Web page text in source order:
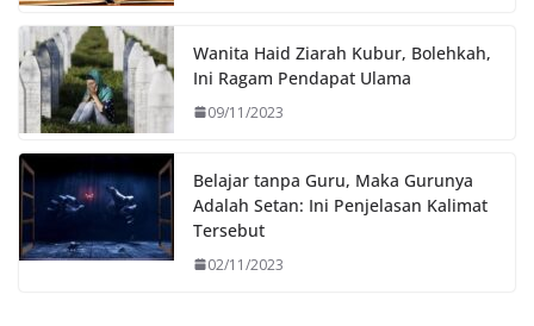
Wanita Haid Ziarah Kubur, Bolehkah,
Ini Ragam Pendapat Ulama
09/11/2023
Belajar tanpa Guru, Maka Gurunya
Adalah Setan: Ini Penjelasan Kalimat
Tersebut
02/11/2023